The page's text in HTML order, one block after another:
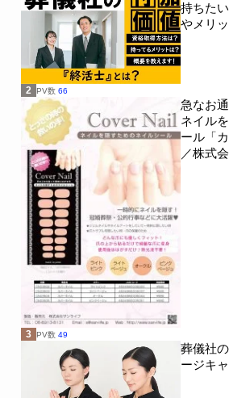
持ちた
やメリ
2 PV数 66
急なお
ネイル
ール「
／株式
3 PV数 49
葬儀社
ージキ